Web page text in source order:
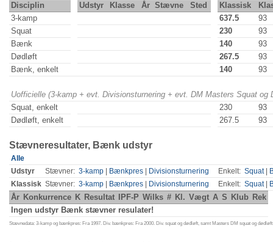
Disciplin Udstyr Klasse År Stævne Sted Klassisk
3-kamp
637.5
93
Squat
230
93
Bænk
140
93
Dødløft
267.5
93
Bænk, enkelt
140 93
Uofficielle (3-kamp + evt. Divisionsturnering + evt. DM Masters Squat
Squat, enkelt
230
93
Dødløft, enkelt
267.5 93
Stævneresultater, Bænk udstyr
Alle
Udstyr
Stævner: 3-kamp Bænkpres Divisionsturnering Enkelt: Squat|
Klassisk Stævner: 3-kamp Bænkpres Divisionsturnering Enkelt: Squat|
År Konkurrence K Resultat IPF-P Wilks # Kl. Vægt A S Klub Rek
Ingen udstyr Bænk stævner resulater!
Stævnedata: 3-kamp og bænkpres: Fra 1997. Div. bænkpres: Fra 2000. Div. squat og dødløft, samt Masters DM squat og